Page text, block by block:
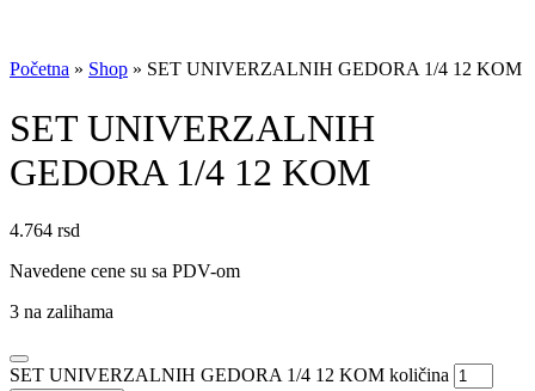
Početna » Shop » SET UNIVERZALNIH GEDORA 1/4 12 KOM
SET UNIVERZALNIH
GEDORA 1/4 12 KOM
4.764 rsd
Navedene cene su sa PDV-om
3 na zalihama
SET UNIVERZALNIH GEDORA 1/4 12 KOM količina